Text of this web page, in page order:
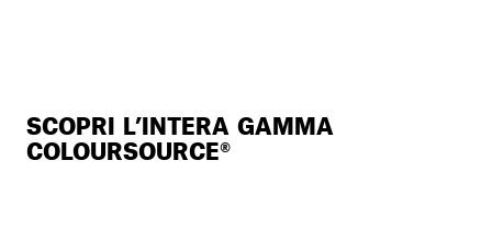
SCOPRI L’INTERA GAMMA
COLOURSOURCE®